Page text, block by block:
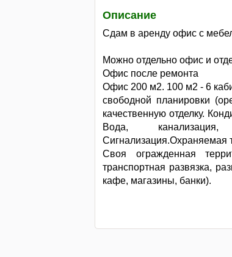
Описание
Сдам в аренду офис с
Можно отдельно офис и
Офис после ремонта
Офис 200 м2. 100 м2 - 6
свободной планировки
качественную отделку.
Вода, канализация,
Сигнализация.Охраняемая
Своя огражденная
транспортная развязка,
кафе, магазины, банки).